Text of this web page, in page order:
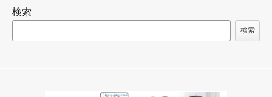
ゲ
検索
検索